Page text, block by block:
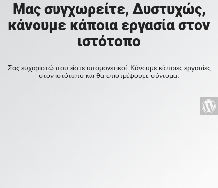
Μας συγχωρείτε, Δυστυχώς,
κάνουμε κάποια εργασία στον
ιστότοπο
Σας ευχαριστώ που είστε υπομονετικοί. Κάνουμε κάποιες εργασίες
στον ιστότοπο και θα επιστρέψουμε σύντομα.